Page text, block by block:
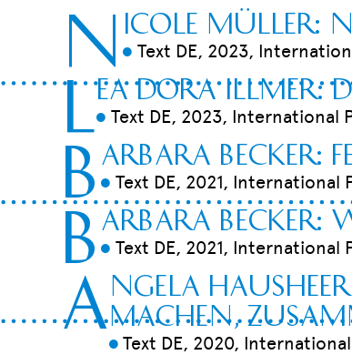
nicole Müller:
9Text DE, 2023,
lea Dora Illmer:
9Text DE, 2023, International
Barbara becker:
9Text DE, 2021, International
Barbara becker:
9Text DE, 2021, International
Angela
machen,
9 Text DE, 2020,